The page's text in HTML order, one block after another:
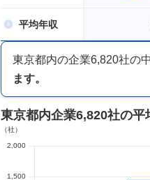
平均年収
東京都内の企業6,820社の
ます。
東京都内企業6,820社の平